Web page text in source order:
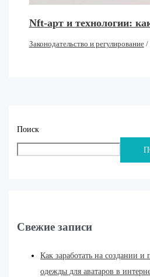
Nft-арт и технологии:
Законодательство и регулирование/
Поиск
Свежие записи
Как заработать на создании и
одежды для аватаров в